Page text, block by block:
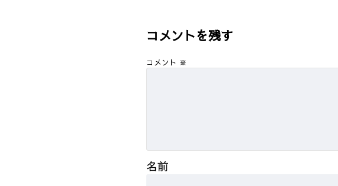
コメントを残す
コメント ※
名前